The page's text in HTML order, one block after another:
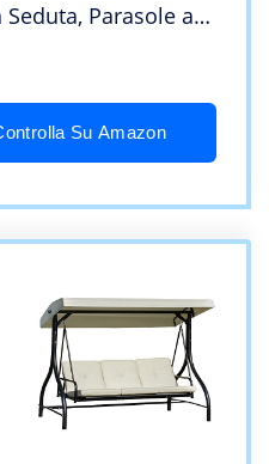
Parasole a
Grigio Scuro
Su Amazon